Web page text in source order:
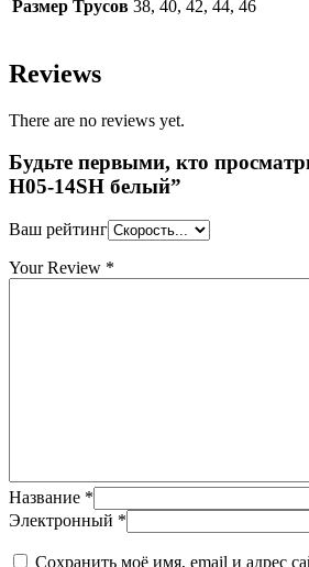
Размер Трусов 38, 40, 42, 44, 46
Reviews
There are no reviews yet.
Будьте первыми, кто
H05-14SH белый”
Ваш рейтинг
Your Review *
Название *
Электронный *
Сохранить моё имя, email и адрес